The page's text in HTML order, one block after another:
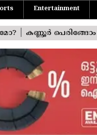
Entertainment